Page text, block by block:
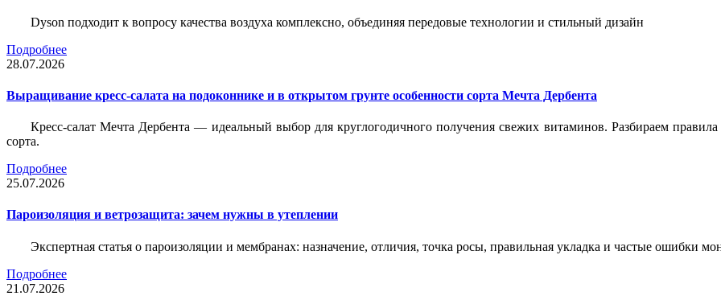
Dyson подходит к вопросу качества воздуха комплексно, объединяя передовые технологии и стильный дизайн
Подробнее
28.07.2026
Выращивание кресс-салата на подоконнике и в открытом грунте особенности сорта Мечта Дербента
Кресс-салат Мечта Дербента — идеальный выбор для круглогодичного получения свежих витаминов. Разбираем
сорта.
Подробнее
25.07.2026
Пароизоляция и ветрозащита: зачем нужны в утеплении
Экспертная статья о пароизоляции и мембранах: назначение, отличия, точка росы, правильная укладка и частые ошибки
Подробнее
21.07.2026